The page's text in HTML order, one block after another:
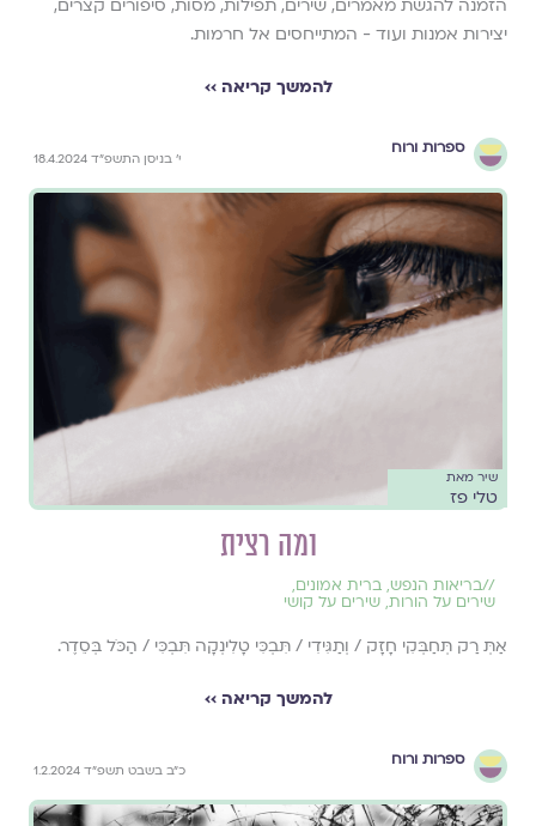
הזמנה להגשת מאמרים, שירים, תפילות, מסות, סיפורים קצרים,
יצירות אמנות ועוד - המתייחסים אל חרמות.
להמשך קריאה ››
ספרות ורוח
י׳ בניסן התשפ״ד 18.4.2024
שיר מאת
טלי פז
ומה רצית
//בריאות הנפש, ברית אמונים,
שירים על הורות, שירים על קושי
אַתְּ רַק תְּחַבְּקִי חָזָק / וְתַגִּידִי / תִּבְכִּי טָלִינְקָה תִּבְכִּי / הַכֹּל בְּסֵדֶר.
להמשך קריאה ››
ספרות ורוח
כ״ב בשבט תשפ״ד 1.2.2024